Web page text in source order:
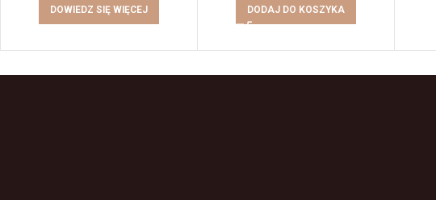
DOWIEDZ SIĘ WIĘCEJ DODAJ DO KOSZYKA